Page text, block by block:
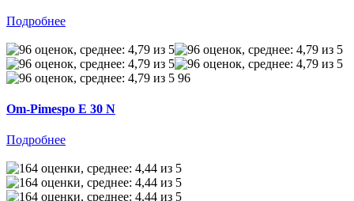
Подробнее
96
Om-Pimespo E 30 N
Подробнее